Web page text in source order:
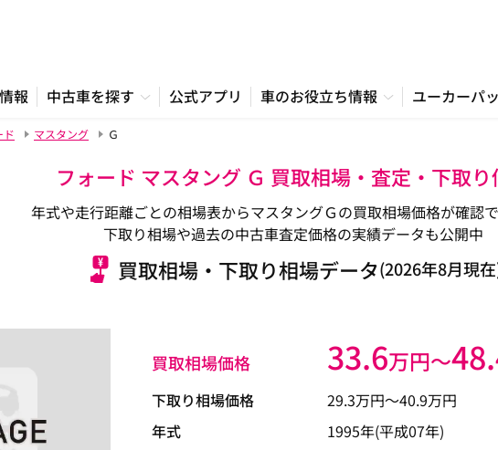
報 中古車を探す 公式アプリ 車のお役立ち情報 ユーカーパ
ド マスタング Ｇ
フォード マスタング Ｇ 買取相場・査定・下取り
年式や走行距離ごとの相場表からマスタングＧの買取相場価格が確認で
下取り相場や過去の中古車査定価格の実績データも公開中
買取相場・下取り相場データ(2026年8月現
買取相場価格 33.6万円〜
下取り相場価格 29.3万円〜40.9万円
年式
1995年(平成07年)